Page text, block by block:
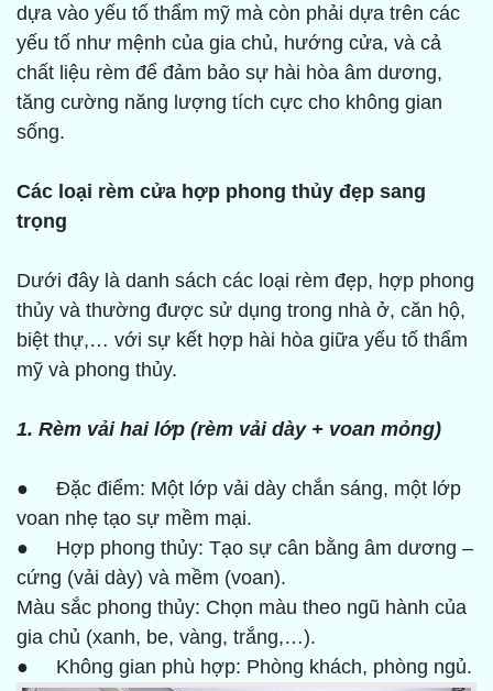
dựa vào yếu tố thẩm mỹ mà còn phải dựa trên các
yếu tố như mệnh của gia chủ, hướng cửa, và cả
chất liệu rèm để đảm bảo sự hài hòa âm dương,
tăng cường năng lượng tích cực cho không gian
sống.
Các loại rèm cửa hợp phong thủy đẹp sang
trọng
Dưới đây là danh sách các loại rèm đẹp, hợp phong
thủy và thường được sử dụng trong nhà ở, căn hộ,
biệt thự,… với sự kết hợp hài hòa giữa yếu tố thẩm
mỹ và phong thủy.
1. Rèm vải hai lớp (rèm vải dày + voan mỏng)
● Đặc điểm: Một lớp vải dày chắn sáng, một lớp
voan nhẹ tạo sự mềm mại.
● Hợp phong thủy: Tạo sự cân bằng âm dương –
cứng (vải dày) và mềm (voan).
Màu sắc phong thủy: Chọn màu theo ngũ hành của
gia chủ (xanh, be, vàng, trắng,…).
● Không gian phù hợp: Phòng khách, phòng ngủ.